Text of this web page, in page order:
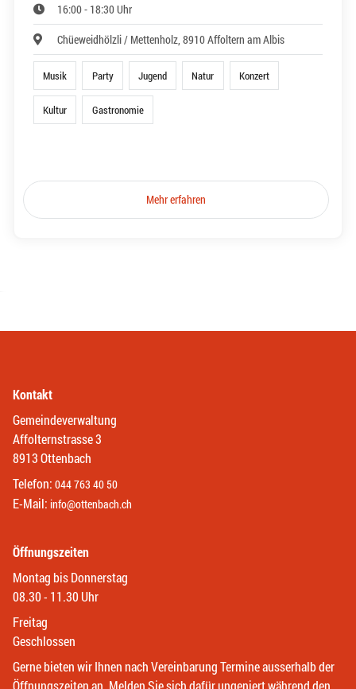
16:00 - 18:30 Uhr
Chüeweidhölzli / Mettenholz, 8910 Affoltern am Albis
Musik Party Jugend Natur Konzert
Kultur Gastronomie
Mehr erfahren
Kontakt
Gemeindeverwaltung
Affolternstrasse 3
8913 Ottenbach
Telefon: 044 763 40 50
E-Mail: info@ottenbach.ch
Öffnungszeiten
Montag bis Donnerstag
08.30 - 11.30 Uhr
Freitag
Geschlossen
Gerne bieten wir Ihnen nach Vereinbarung Termine ausserhalb der
Öffnungszeiten an. Melden Sie sich dafür ungeniert während den